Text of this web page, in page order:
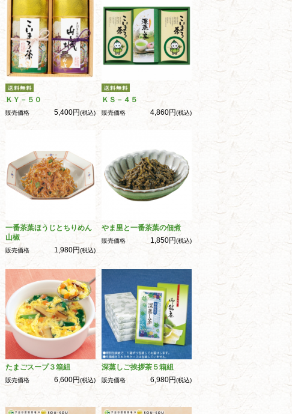
ＫＹ－５０
販売価格 5,400円(税込)
ＫＳ－４５
販売価格 4,860円(税込)
一番茶葉ほうじとちりめん
山椒
販売価格 1,980円(税込)
やま里と一番茶葉の佃煮
販売価格 1,850円(税込)
たまごスープ３箱組
販売価格 6,600円(税込)
深蒸しご挨拶茶５箱組
販売価格 6,980円(税込)